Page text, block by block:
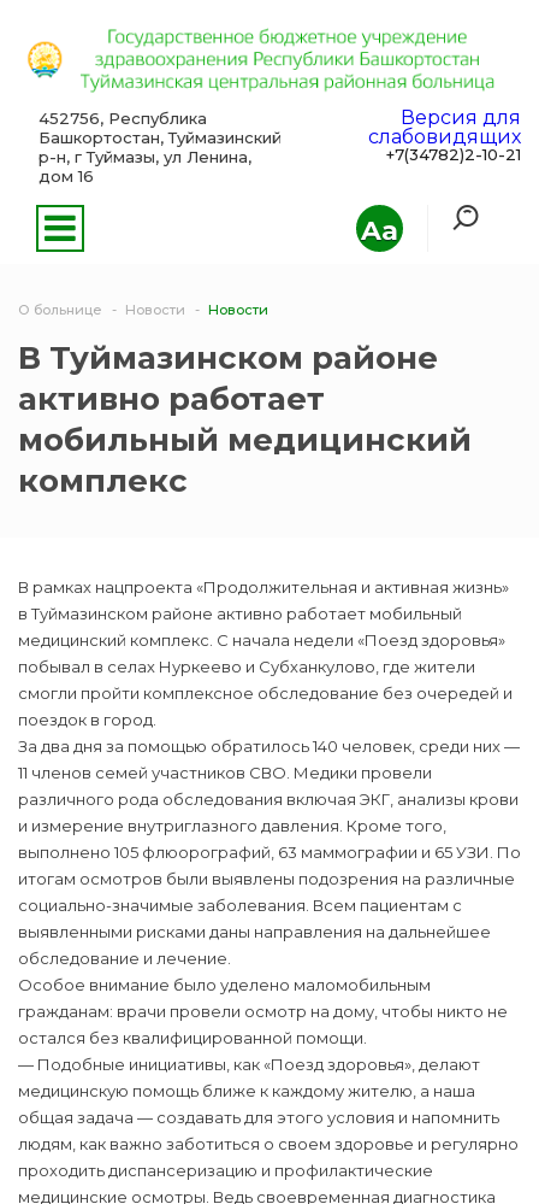
Aa
452756, Республика
Башкортостан, Туймазинский
р-н, г Туймазы, ул Ленина,
дом 16
Версия для
слабовидящих
+7(34782)2-10-21
О больнице Новости Новости
В Туймазинском районе
активно работает
мобильный медицинский
комплекс
В рамках нацпроекта «Продолжительная и активная жизнь»
в Туймазинском районе активно работает мобильный
медицинский комплекс. С начала недели «Поезд здоровья»
побывал в селах Нуркеево и Субханкулово, где жители
смогли пройти комплексное обследование без очередей и
поездок в город.
За два дня за помощью обратилось 140 человек, среди них —
11 членов семей участников СВО. Медики провели
различного рода обследования включая ЭКГ, анализы крови
и измерение внутриглазного давления. Кроме того,
выполнено 105 флюорографий, 63 маммографии и 65 УЗИ. По
итогам осмотров были выявлены подозрения на различные
социально-значимые заболевания. Всем пациентам с
выявленными рисками даны направления на дальнейшее
обследование и лечение.
Особое внимание было уделено маломобильным
гражданам: врачи провели осмотр на дому, чтобы никто не
остался без квалифицированной помощи.
— Подобные инициативы, как «Поезд здоровья», делают
медицинскую помощь ближе к каждому жителю, а наша
общая задача — создавать для этого условия и напомнить
людям, как важно заботиться о своем здоровье и регулярно
проходить диспансеризацию и профилактические
медицинские осмотры. Ведь своевременная диагностика